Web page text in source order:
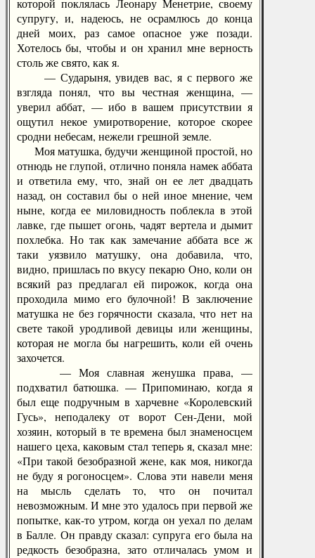
которой поклялась Леонару Менетрие, своему
супругу, и, надеюсь, не осрамлюсь до конца
дней моих, раз самое опасное уже позади.
Хотелось бы, чтобы и он хранил мне верность
столь же свято, как я.
— Сударыня, увидев вас, я с первого же
взгляда понял, что вы честная женщина, —
уверил аббат, — ибо в вашем присутствии я
ощутил некое умиротворение, которое скорее
сродни небесам, нежели грешной земле.
Моя матушка, будучи женщиной простой, но
отнюдь не глупой, отлично поняла намек аббата
и ответила ему, что, знай он ее лет двадцать
назад, он составил бы о ней иное мнение, чем
ныне, когда ее миловидность поблекла в этой
лавке, где пышет огонь, чадят вертела и дымит
похлебка. Но так как замечание аббата все ж
таки уязвило матушку, она добавила, что,
видно, пришлась по вкусу пекарю Оно, коли он
всякий раз предлагал ей пирожок, когда она
проходила мимо его булочной! В заключение
матушка не без горячности сказала, что нет на
свете такой уродливой девицы или женщины,
которая не могла бы нагрешить, коли ей очень
захочется.
— Моя славная женушка права, —
подхватил батюшка. — Припоминаю, когда я
был еще подручным в харчевне «Королевский
Гусь», неподалеку от ворот Сен-Дени, мой
хозяин, который в те времена был знаменосцем
нашего цеха, каковым стал теперь я, сказал мне:
«При такой безобразной жене, как моя, никогда
не буду я рогоносцем». Слова эти навели меня
на мысль сделать то, что он почитал
невозможным. И мне это удалось при первой же
попытке, как-то утром, когда он уехал по делам
в Балле. Он правду сказал: супруга его была на
редкость безобразна, зато отличалась умом и